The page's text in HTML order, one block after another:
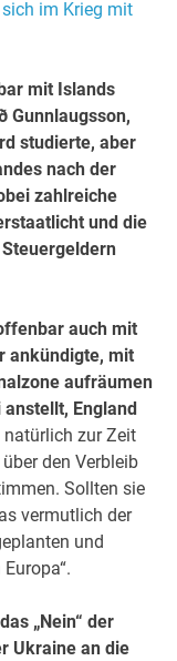
mit Islands
Gunnlaugsson,
studierte, aber
nach der
zahlreiche
und die
auch mit
ankündigte, mit
aufräumen
England
zur Zeit
den Verbleib
Sollten sie
vermutlich der
und
„Nein“ der
Ukraine an die